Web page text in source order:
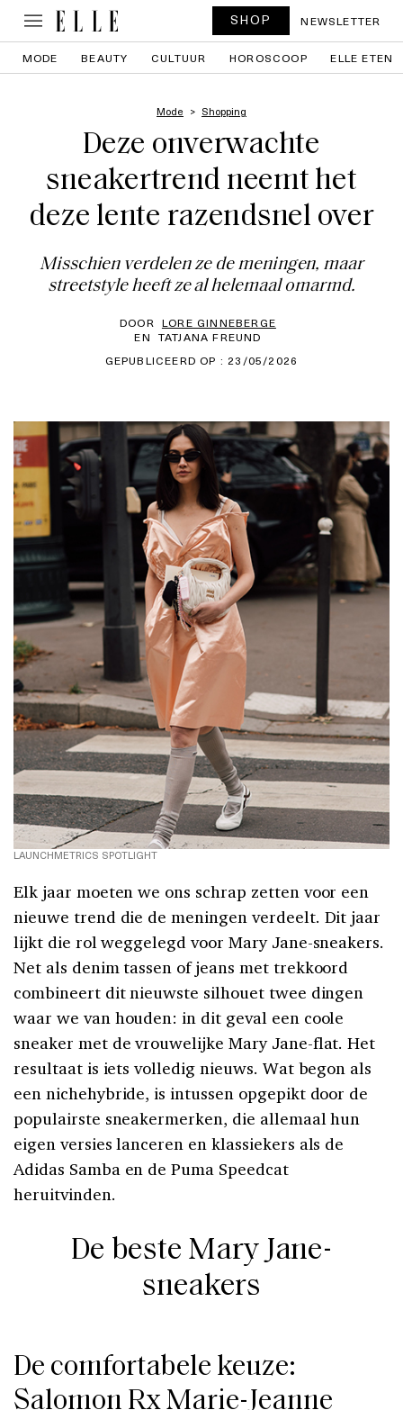
SHOP NEWSLETTER
MODE BEAUTY CULTUUR HOROSCOOP ELLE ETEN
Mode Shopping
Deze onverwachte
sneakertrend neemt het
deze lente razendsnel over
Misschien verdelen ze de meningen, maar
streetstyle heeft ze al helemaal omarmd.
DOOR LORE GINNEBERGE
EN TATJANA FREUND
GEPUBLICEERD OP : 23/05/2026
LAUNCHMETRICS SPOTLIGHT
Elk jaar moeten we ons schrap zetten voor een
nieuwe trend die de meningen verdeelt. Dit jaar
lijkt die rol weggelegd voor Mary Jane-sneakers.
Net als denim tassen of jeans met trekkoord
combineert dit nieuwste silhouet twee dingen
waar we van houden: in dit geval een coole
sneaker met de vrouwelijke Mary Jane-flat. Het
resultaat is iets volledig nieuws. Wat begon als
een nichehybride, is intussen opgepikt door de
populairste sneakermerken, die allemaal hun
eigen versies lanceren en klassiekers als de
Adidas Samba en de Puma Speedcat
heruitvinden.
De beste Mary Jane-
sneakers
De comfortabele keuze:
Salomon Rx Marie-Jeanne